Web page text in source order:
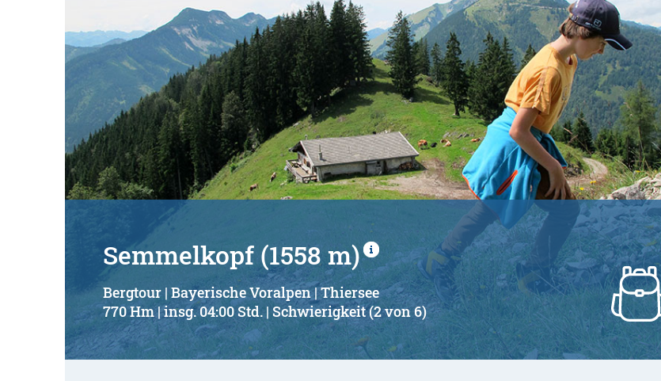
Semmelkopf (1558 m)
Bergtour | Bayerische Voralpen | Thiersee
770 Hm | insg. 04:00 Std. | Schwierigkeit (2 von 6)